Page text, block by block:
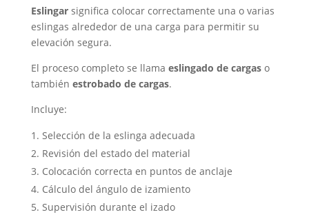
Eslingarsignifica colocar correctamente una o varias
eslingas alrededor de una carga para permitir su
elevación segura.
El proceso completo se llama eslingado de cargaso
también estrobado de cargas.
Incluye:
Selección de la eslinga adecuada
Revisión del estado del material
Colocación correcta en puntos de anclaje
Cálculo del ángulo de izamiento
Supervisión durante el izado